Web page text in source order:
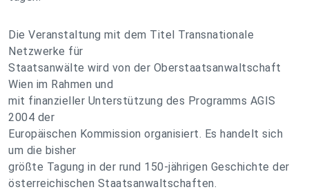
Die Veranstaltung mit dem Titel Transnationale
Netzwerke für
Staatsanwälte wird von der Oberstaatsanwaltschaft
Wien im Rahmen und
mit finanzieller Unterstützung des Programms AGIS
2004 der
Europäischen Kommission organisiert. Es handelt sich
um die bisher
größte Tagung in der rund 150-jährigen Geschichte der
österreichischen Staatsanwaltschaften.